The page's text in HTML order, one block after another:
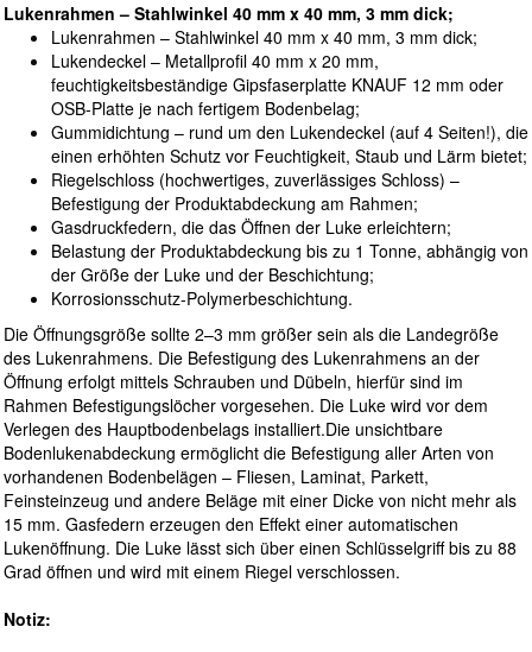
Lukenrahmen – Stahlwinkel 40 mm x 40 mm, 3 mm dick;
Lukenrahmen – Stahlwinkel 40 mm x 40 mm, 3 mm dick;
Lukendeckel – Metallprofil 40 mm x 20 mm,
feuchtigkeitsbeständige Gipsfaserplatte KNAUF 12 mm oder
OSB-Platte je nach fertigem Bodenbelag;
Gummidichtung – rund um den Lukendeckel (auf 4 Seiten!), die
einen erhöhten Schutz vor Feuchtigkeit, Staub und Lärm bietet;
Riegelschloss (hochwertiges, zuverlässiges Schloss) –
Befestigung der Produktabdeckung am Rahmen;
Gasdruckfedern, die das Öffnen der Luke erleichtern;
Belastung der Produktabdeckung bis zu 1 Tonne, abhängig von
der Größe der Luke und der Beschichtung;
Korrosionsschutz-Polymerbeschichtung.
Die Öffnungsgröße sollte 2–3 mm größer sein als die Landegröße
des Lukenrahmens. Die Befestigung des Lukenrahmens an der
Öffnung erfolgt mittels Schrauben und Dübeln, hierfür sind im
Rahmen Befestigungslöcher vorgesehen. Die Luke wird vor dem
Verlegen des Hauptbodenbelags installiert.Die unsichtbare
Bodenlukenabdeckung ermöglicht die Befestigung aller Arten von
vorhandenen Bodenbelägen – Fliesen, Laminat, Parkett,
Feinsteinzeug und andere Beläge mit einer Dicke von nicht mehr als
15 mm. Gasfedern erzeugen den Effekt einer automatischen
Lukenöffnung. Die Luke lässt sich über einen Schlüsselgriff bis zu 88
Grad öffnen und wird mit einem Riegel verschlossen.
Notiz: